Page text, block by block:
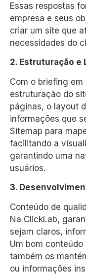
Essas respostas
empresa e seus
criar um site que
necessidades do
2. Estruturação e
Com o briefing
estruturação do
páginas, o layout
informações que
Sitemap para
facilitando a
garantindo uma
usuários.
3.
Conteúdo de
Na ClickLab,
sejam claros,
Um bom
também os
ou informações